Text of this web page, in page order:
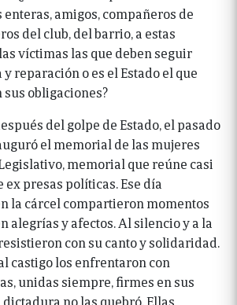
amigos, compañeros de
del club, del barrio, a estas
víctimas las que deben seguir
reparación o es el Estado el que
obligaciones?
del golpe de Estado, el pasado
el memorial de las mujeres
memorial que reúne casi
ex presas políticas. Ese día
la cárcel compartieron momentos
alegrías y afectos. Al silencio y a la
con su canto y solidaridad.
castigo los enfrentaron con
unidas siempre, firmes en sus
dictadura no las quebró. Ellas